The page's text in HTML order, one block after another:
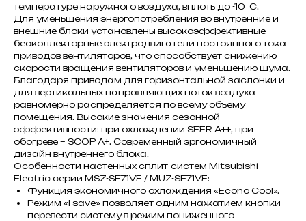
температуре наружного воздуха, вплоть до -10_C.
Для уменьшения энергопотребления во внутренние и
внешние блоки установлены высокоэффективные
бесколлекторные электродвигатели постоянного тока
приводов вентиляторов, что способствует снижению
скорости вращения вентиляторов и уменьшению шума.
Благодаря приводам для горизонтальной заслонки и
для вертикальных направляющих поток воздуха
равномерно распределяется по всему объёму
помещения. Высокие значения сезонной
эффективности: при охлаждении SEER А++, при
обогреве – SCOP A+. Современный эргономичный
дизайн внутреннего блока.
Особенности настенных сплит-систем Mitsubishi
Electric серии MSZ-SF71VE / MUZ-SF71VE:
Функция экономичного охлаждения «Econo Cool».
Режим «I save» позволяет одним нажатием кнопки
перевести систему в режим пониженного